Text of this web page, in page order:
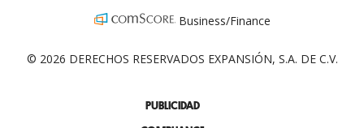
PUBLICIDAD
Business/Finance
© 2026 DERECHOS RESERVADOS EXPANSIÓN, S.A. DE C.V.